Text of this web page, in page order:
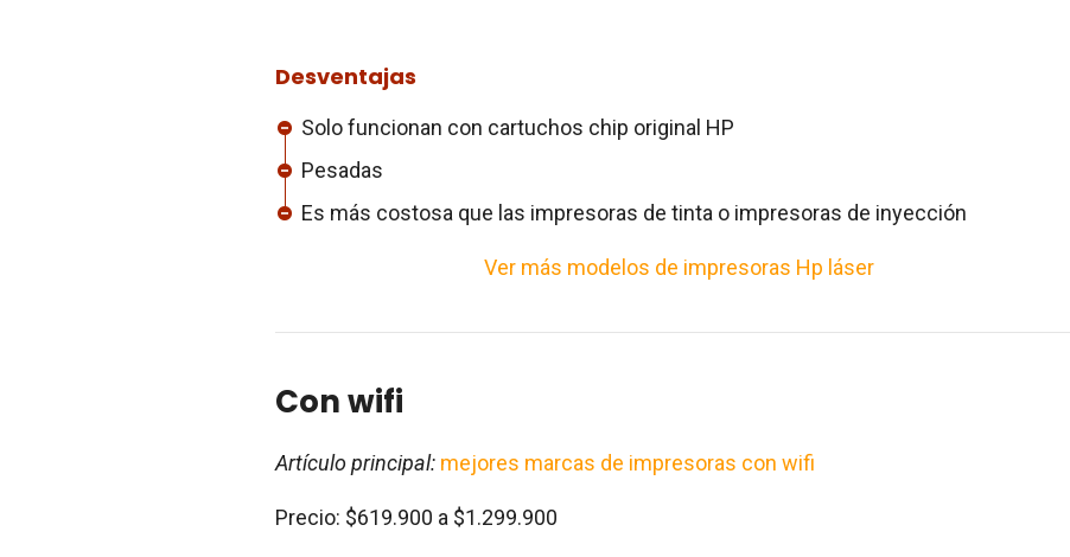
Desventajas
Solo funcionan con cartuchos chip original HP
Pesadas
Es más costosa que las impresoras de tinta o impresoras de inyección
Ver más modelos de impresoras Hp láser
Con wifi
Artículo principal: mejores marcas de impresoras con wifi
Precio: $619.900 a $1.299.900